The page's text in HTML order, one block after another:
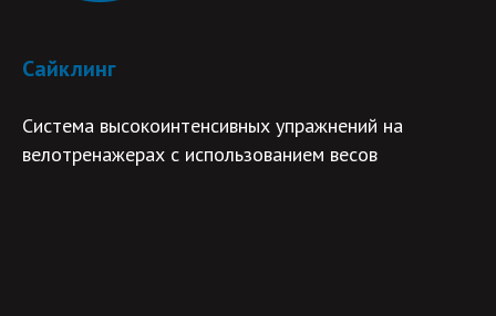
Сайклинг
Система высокоинтенсивных упражнений на
велотренажерах с использованием весов